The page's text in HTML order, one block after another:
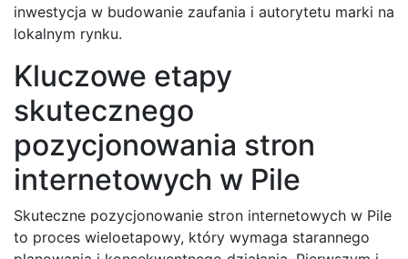
inwestycja w budowanie zaufania i autorytetu marki na
lokalnym rynku.
Kluczowe etapy
skutecznego
pozycjonowania stron
internetowych w Pile
Skuteczne pozycjonowanie stron internetowych w Pile
to proces wieloetapowy, który wymaga starannego